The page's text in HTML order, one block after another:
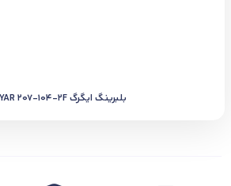
بلبرینگ ایگرگ SKF YAR 207-104-2F